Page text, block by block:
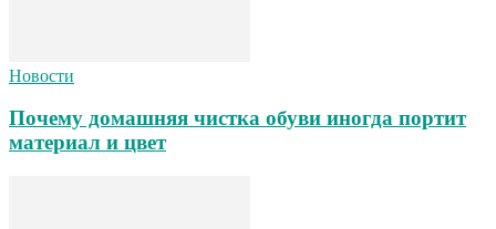
Новости
Почему домашняя чистка обуви иногда портит
материал и цвет